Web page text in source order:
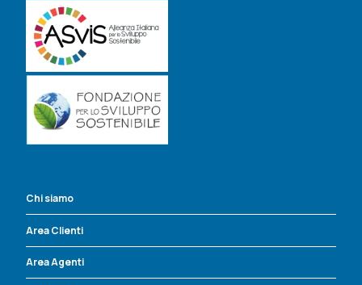
Chi siamo
Area Clienti
Area Agenti